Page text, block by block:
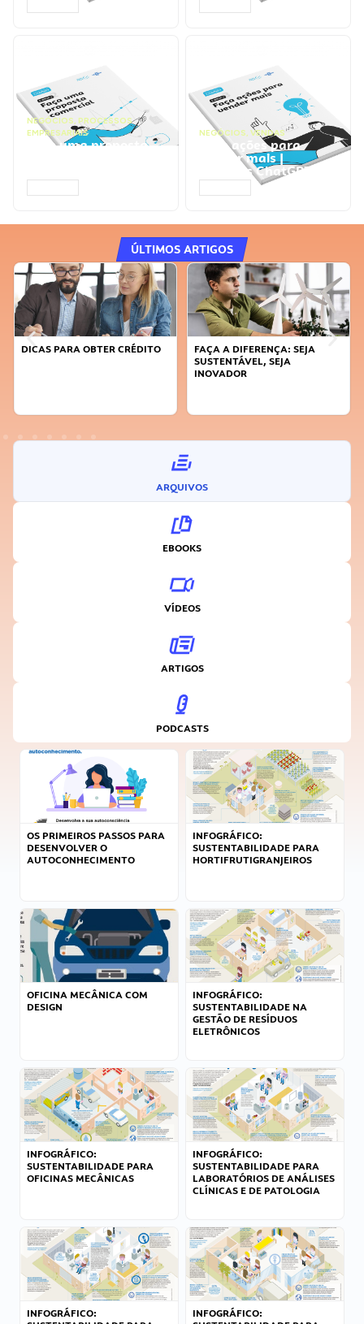
NEGÓCIOS, PROCESSOS
EMPRESARIAIS
Faça uma proposta
NEGÓCIOS, VENDAS
Faça ações para
vender mais |
Prompts ChatGPT
ÚLTIMOS ARTIGOS
FAÇA A DIFERENÇA: SEJA
APRENDA A GERENCIAR O SEU
TEMPO
ARQUIVOS
EBOOKS
VÍDEOS
ARTIGOS
PODCASTS
OS PRIMEIROS PASSOS PARA
DESENVOLVER O
AUTOCONHECIMENTO
INFOGRÁFICO:
SUSTENTABILIDADE PARA
HORTIFRUTIGRANJEIROS
OFICINA MECÂNICA COM
DESIGN
INFOGRÁFICO:
SUSTENTABILIDADE NA
GESTÃO DE RESÍDUOS
ELETRÔNICOS
INFOGRÁFICO:
SUSTENTABILIDADE PARA
OFICINAS MECÂNICAS
INFOGRÁFICO:
SUSTENTABILIDADE PARA
LABORATÓRIOS DE ANÁLISES
CLÍNICAS E DE PATOLOGIA
INFOGRÁFICO:
INFOGRÁFICO: